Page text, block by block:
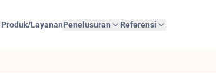
Produk/LayananPenelusuran Referensi